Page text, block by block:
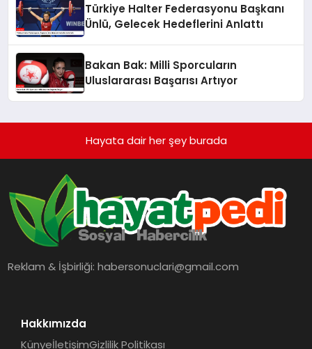
Türkiye Halter Federasyonu Başkanı
Ünlü, Gelecek Hedeflerini Anlattı
Bakan Bak: Milli Sporcuların
Uluslararası Başarısı Artıyor
Hayata dair her şey burada
Reklam & İşbirliği:habersonuclari@gmail.com
Hakkımızda
KünyeİletişimGizlilik Politikası